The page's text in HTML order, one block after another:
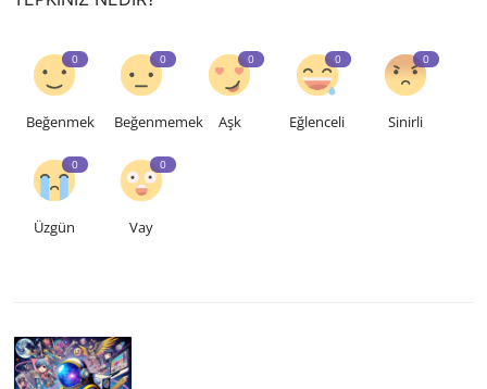
0
Beğenmek
0
Beğenmemek
0
Aşk
0
Eğlenceli
0
Sinirli
0
Üzgün
0
Vay